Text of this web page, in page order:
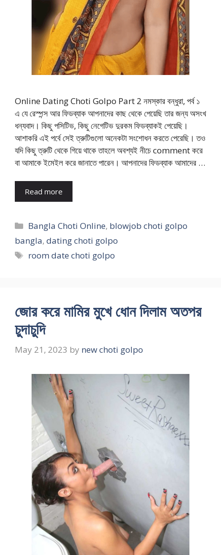
Online Dating Choti Golpo Part 2 নমস্কার বন্ধুরা, পর্ব ১
এ যে রেস্পন্স আর ফিডব্যাক আপনাদের কাছ থেকে পেয়েছি তার জন্য অসংখ
ধন্যবাদ। কিছু পসিটিভ, কিছু নেগেটিভ দুরকম ফিডব্যাকই পেয়েছি।
আশাকরি এই পর্বে সেই ত্রুটিগুলো অনেকটা সংশোধন করতে পেরেছি। তও
যদি কিছু ত্রুটি থেকে গিয়ে থাকে তাহলে অবশ্যই নীচে comment করে
বা আমাকে ইমেইল করে জানাতে পারেন। আপনাদের ফিডব্যাক আমাদের …
Read more
Categories
Bangla Choti Online, blowjob choti golpo
bangla, dating choti golpo
Tags
room date choti golpo
জোর করে মামির মুখে ধোন দিলাম অতপর
চুদাচুদি
May 21, 2023 by new choti golpo